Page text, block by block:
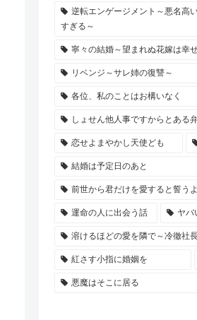
逆転エンゲージメント～悪名高
すぎる～
寧々の結婚～望まれぬ花嫁は幸
リベンジ～サレ姉の復讐～
各位、私のことはお構いなく
しょせん他人事ですからとある
恋せよまやかし天使ども
結婚は予定日のあと
前世から君だけを愛すると誓うよ
運命の人に出会う話 ヤバ
溶けるほどの愛を隣で～冷徹社
紅さす小指に婚姻を
悪魔はそこに居る